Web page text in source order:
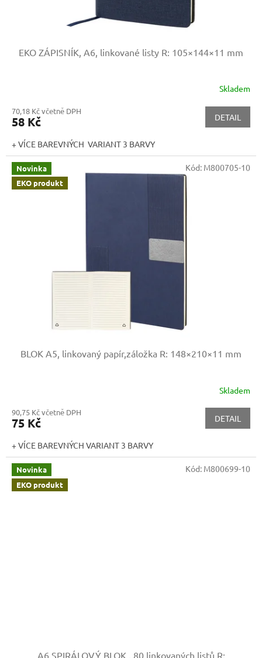
EKO ZÁPISNÍK, A6, linkované listy R: 105×144×11 mm
Skladem
70,18 Kč včetně DPH
58 Kč DETAIL
+ VÍCE BAREVNÝCH VARIANT 3 BARVY
Novinka
EKO produkt
BLOK A5, linkovaný papír,záložka R: 148×210×11 mm
Skladem
90,75 Kč včetně DPH
75 Kč DETAIL
+ VÍCE BAREVNÝCH VARIANT 3 BARVY
Kód: M800705-10
Novinka
EKO produkt
A6 SPIRÁLOVÝ BLOK , 80 linkovaných listů R:
Kód: M800699-10